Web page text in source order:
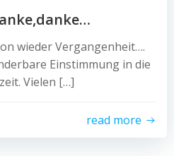
wieder Vergangenheit….
Einstimmung in die
Vielen […]
read more